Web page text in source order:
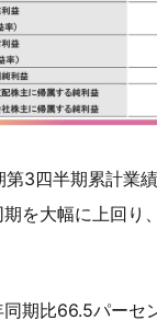
3四半期累計業
を大幅に上回り
同期比66.5パー